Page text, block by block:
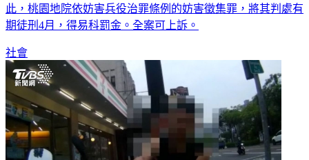
此，桃園地院依妨害兵役治罪條例的妨害徵集罪，將其判處有
期徒刑4月，得易科罰金。全案可上訴。
社會